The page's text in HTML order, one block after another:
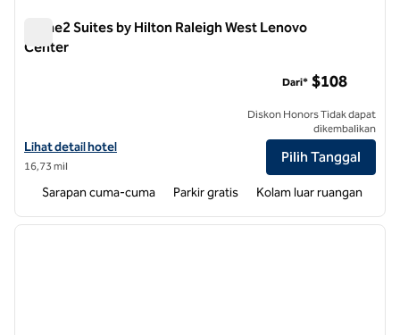
Home2 Suites by Hilton Raleigh West Lenovo
Center
Lihat detail hotel untuk Home2 Suites by Hilton Raleigh West
Lihat detail hotel
16,73 mil
Dari* $108
Diskon Honors Tidak dapat
dikembalikan
Pilih Tanggal
Sarapan cuma-cuma Parkir gratis Kolam luar ruangan
1 dari 10